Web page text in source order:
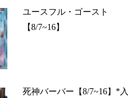
ユースフル・ゴースト
【8/7~16】
死神バーバー【8/7~16】*入